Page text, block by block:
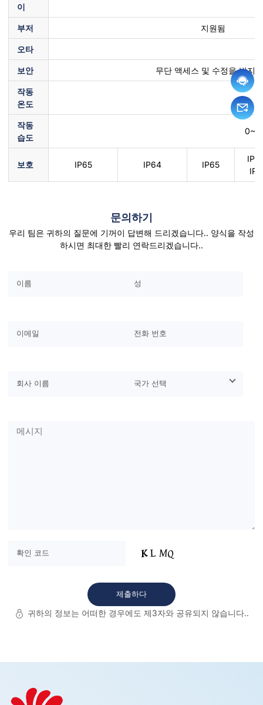
이
부저 지원됨
오타
보안 무단 액세스 및 수정을 방지
작동
온도
작동
습도
보호 IP65 IP64 IP65
문의하기
우리 팀은 귀하의 질문에 기꺼이 답변해 드리겠습니다.. 양식을 작성
하시면 최대한 빨리 연락드리겠습니다..
귀하의 정보는 어떠한 경우에도 제3자와 공유되지 않습니다..